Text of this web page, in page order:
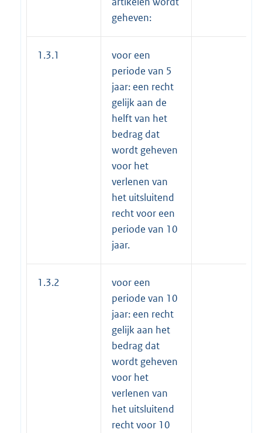
geheven:
1.3.1
voor een
periode van 5
jaar: een recht
gelijk aan de
helft van het
bedrag dat
wordt geheven
voor het
verlenen van
het uitsluitend
recht voor een
periode van 10
jaar.
1.3.2
voor een
periode van 10
jaar: een recht
gelijk aan het
bedrag dat
wordt geheven
voor het
verlenen van
het uitsluitend
recht voor 10